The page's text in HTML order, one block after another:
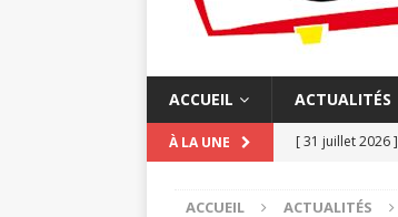
ACCUEIL ACTUALITÉS
À LA UNE [ 31 juillet 2026 ]
ACCUEIL ACTUALITÉS